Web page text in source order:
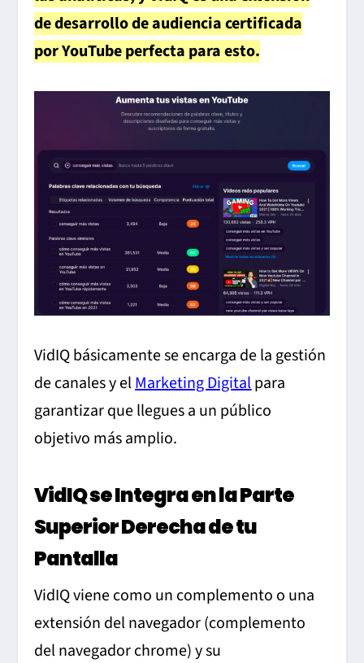
de desarrollo de audiencia certificada
por YouTube perfecta para esto.
VidIQ básicamente se encarga de la gestión
de canales y elMarketing Digitalpara
garantizar que llegues a un público
objetivo más amplio.
VidIQ se Integra en la Parte
Superior Derecha de tu
Pantalla
VidIQ viene como un complemento o una
extensión del navegador (complemento
del navegador chrome) y su